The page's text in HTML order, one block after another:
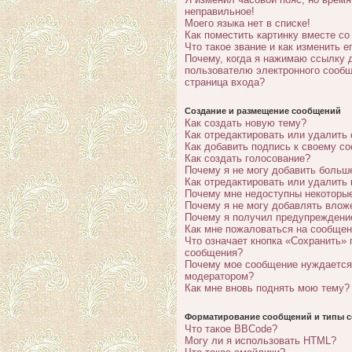
неправильное!
Моего языка нет в списке!
Как поместить картинку вместе
Что такое звание и как изменить
Почему, когда я нажимаю ссылку
пользователю электронного
страница входа?
Создание и размещение сообщений
Как создать новую тему?
Как отредактировать или
Как добавить подпись к своему
Как создать голосование?
Почему я не могу добавить
Как отредактировать или удалить
Почему мне недоступны
Почему я не могу добавлять
Почему я получил
Как мне пожаловаться на
Что означает кнопка «Сохранить»
сообщения?
Почему мое сообщение
модератором?
Как мне вновь поднять мою тему?
Форматирование сообщений и типы
Что такое BBCode?
Могу ли я использовать HTML?